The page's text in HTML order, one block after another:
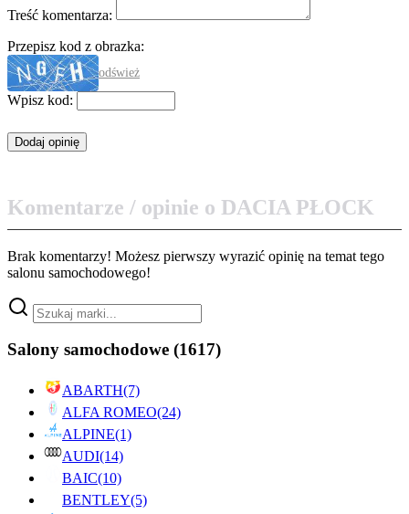
Treść komentarza:
Przepisz kod z obrazka:
odśwież
Wpisz kod:
Komentarze / opinie o DACIA PŁOCK
Brak komentarzy! Możesz pierwszy wyrazić opinię na temat tego
salonu samochodowego!
Salony samochodowe (1617)
ABARTH(7)
ALFA ROMEO(24)
ALPINE(1)
AUDI(14)
BAIC(10)
BENTLEY(5)